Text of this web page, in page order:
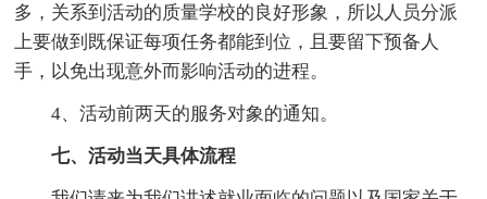
多，关系到活动的质量学校的良好形象，所以人员分派
上要做到既保证每项任务都能到位，且要留下预备人
手，以免出现意外而影响活动的进程。
4、活动前两天的服务对象的通知。
七、活动当天具体流程